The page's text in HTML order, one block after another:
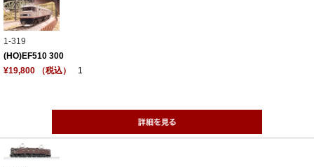
1-319
(HO)EF510 300
¥19,800 （税込）
1